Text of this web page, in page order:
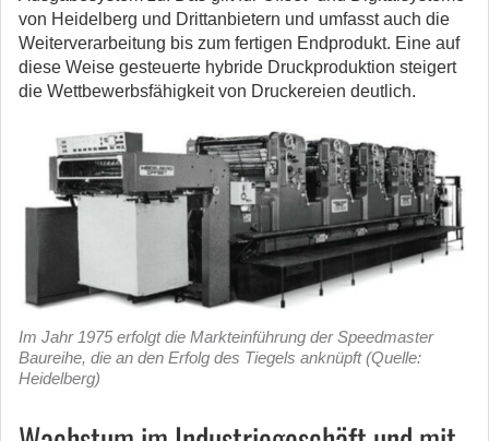
von Heidelberg und Drittanbietern und umfasst auch die
Weiterverarbeitung bis zum fertigen Endprodukt. Eine auf
diese Weise gesteuerte hybride Druckproduktion steigert
die Wettbewerbsfähigkeit von Druckereien deutlich.
Im Jahr 1975 erfolgt die Markteinführung der Speedmaster
Baureihe, die an den Erfolg des Tiegels anknüpft (Quelle:
Heidelberg)